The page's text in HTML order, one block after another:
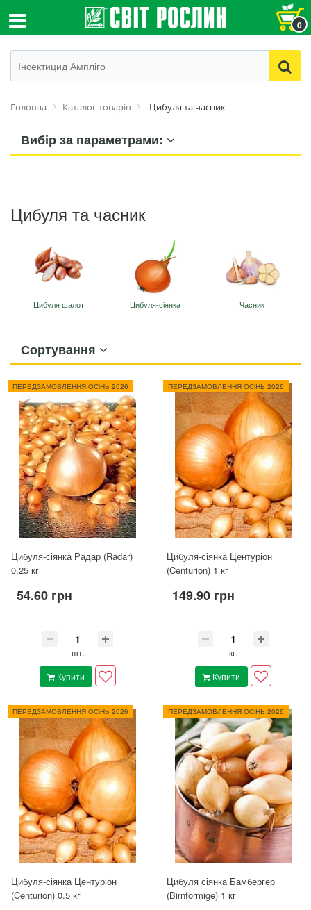
0
Головна Каталог товарів Цибуля та часник
Вибір за параметрами:
Цибуля та часник
Цибуля шалот Цибуля-сіянка Часник
Сортування
ПЕРЕДЗАМОВЛЕННЯ ОСіНЬ 2026
Цибуля-сіянка Радар (Radar)
0.25 кг
54.60 грн
шт.
Купити
ПЕРЕДЗАМОВЛЕННЯ ОСіНЬ 2026
Цибуля-сіянка Центуріон
(Centurion) 1 кг
149.90 грн
кг.
Купити
ПЕРЕДЗАМОВЛЕННЯ ОСіНЬ 2026
Цибуля-сіянка Центуріон
(Centurion) 0.5 кг
ПЕРЕДЗАМОВЛЕННЯ ОСіНЬ 2026
Цибуля сіянка Бамбергер
(Birnformige) 1 кг